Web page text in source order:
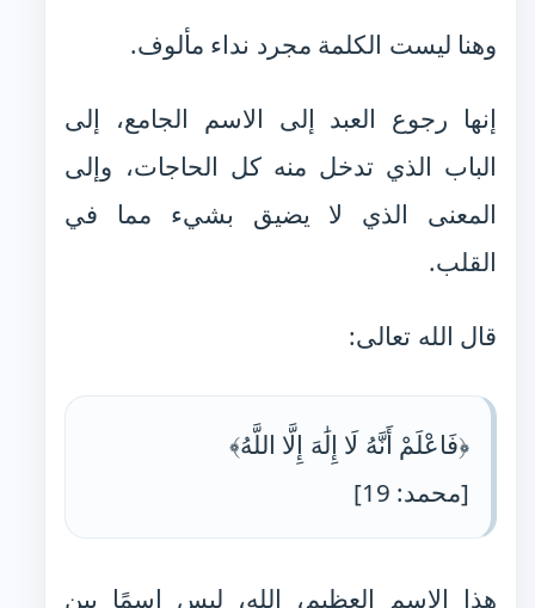
وهنا ليست الكلمة مجرد نداء مألوف.
إنها رجوع العبد إلى الاسم الجامع، إلى
الباب الذي تدخل منه كل الحاجات، وإلى
المعنى الذي لا يضيق بشيء مما في
القلب.
قال الله تعالى:
﴿فَاعْلَمْ أَنَّهُ لَا إِلَٰهَ إِلَّا اللَّهُ﴾
[محمد: 19]
هذا الاسم العظيم، الله، ليس اسمًا بين